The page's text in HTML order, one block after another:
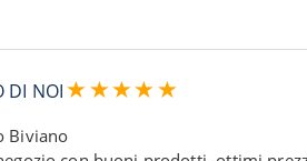
DI NOI
Biviano